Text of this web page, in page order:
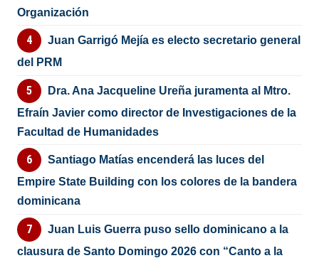
Organización
Juan Garrigó Mejía es electo secretario general
del PRM
Dra. Ana Jacqueline Ureña juramenta al Mtro.
Efraín Javier como director de Investigaciones de la
Facultad de Humanidades
Santiago Matías encenderá las luces del
Empire State Building con los colores de la bandera
dominicana
Juan Luis Guerra puso sello dominicano a la
clausura de Santo Domingo 2026 con “Canto a la